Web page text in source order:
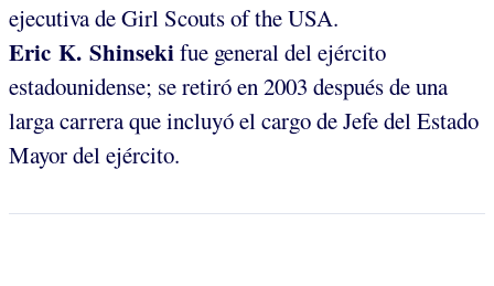
ejecutiva de Girl Scouts of the USA.
Eric K. Shinsekifue general del ejército
estadounidense; se retiró en 2003 después de una
larga carrera que incluyó el cargo de Jefe del Estado
Mayor del ejército.